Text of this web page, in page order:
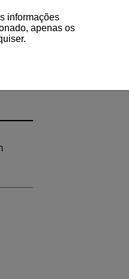
informações
apenas os